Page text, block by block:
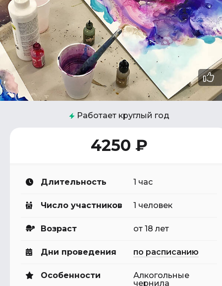
Работает круглый год
4250 ₽
Длительность 1 час
Число участников 1 человек
Возраст от 18 лет
Дни проведения по расписанию
Особенности
Алкогольные
чернила